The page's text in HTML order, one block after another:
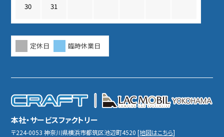
30 31
定休日 臨時休業日
本社・サービスファクトリー
〒224-0053神奈川県横浜市都筑区池辺町4520[地図はこちら]